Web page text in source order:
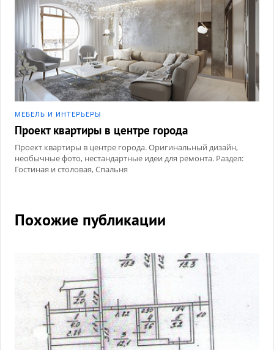
МЕБЕЛЬ И ИНТЕРЬЕРЫ
Проект квартиры в центре города
Проект квартиры в центре города. Оригинальный дизайн,
необычные фото, нестандартные идеи для ремонта. Раздел:
Гостиная и столовая, Спальня
Похожие публикации